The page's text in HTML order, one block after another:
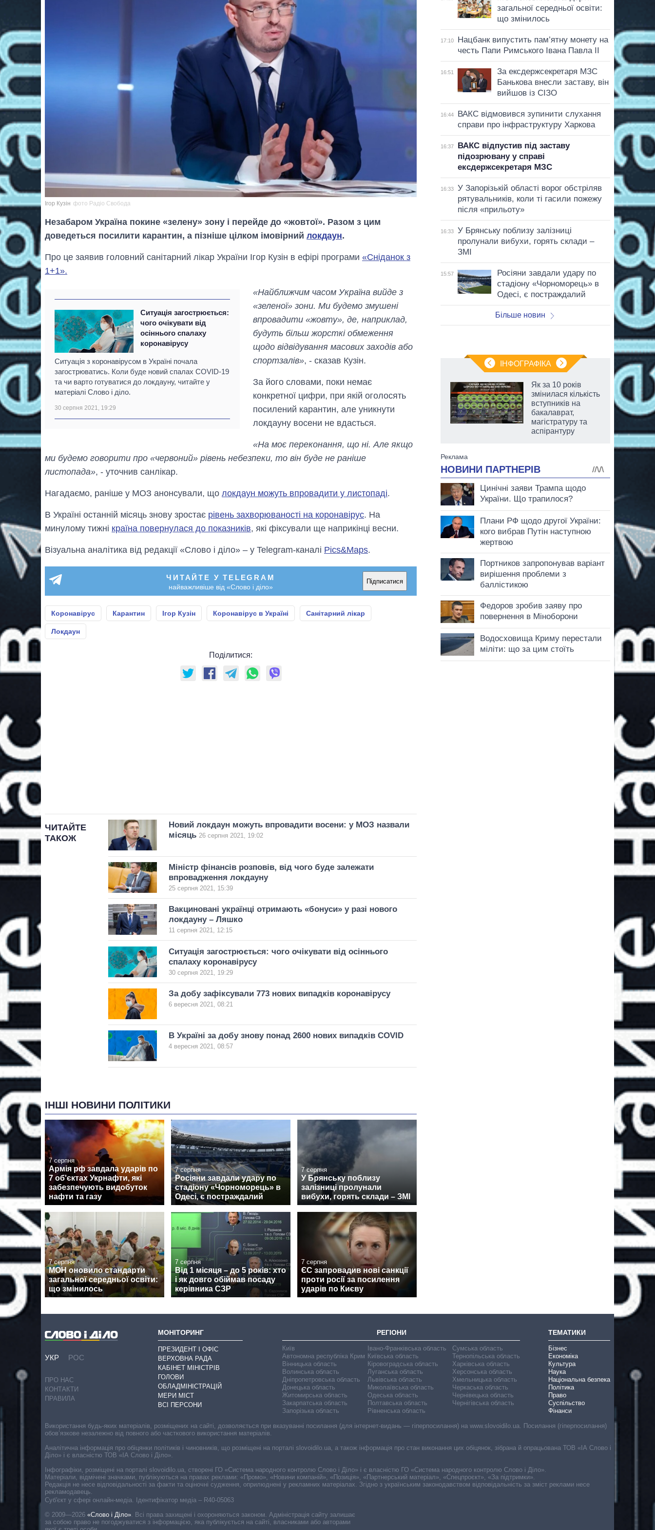
Ігор Кузін фото Радіо Свобода
Незабаром Україна покине «зелену» зону і перейде до «жовтої». Разом з цим
доведеться посилити карантин, а пізніше цілком імовірний локдаун.
Про це заявив головний санітарний лікар України Ігор Кузін в ефірі програми «Сніданок з
1+1».
Ситуація загострюється:
чого очікувати від
осіннього спалаху
коронавірусу
Ситуація з коронавірусом в Україні почала
загострюватись. Коли буде новий спалах COVID-19
та чи варто готуватися до локдауну, читайте у
матеріалі Слово і діло.
30 серпня 2021, 19:29
«Найближчим часом Україна вийде з
«зеленої» зони. Ми будемо змушені
впровадити «жовту», де, наприклад,
будуть більш жорсткі обмеження
щодо відвідування масових заходів або
спортзалів», - сказав Кузін.
За його словами, поки немає
конкретної цифри, при якій оголосять
посилений карантин, але уникнути
локдауну восени не вдасться.
«На моє переконання, що ні. Але якщо
ми будемо говорити про «червоний» рівень небезпеки, то він буде не раніше
листопада», - уточнив санлікар.
Нагадаємо, раніше у МОЗ анонсували, що локдаун можуть впровадити у листопаді.
В Україні останній місяць знову зростає рівень захворюваності на коронавірус. На
минулому тижні країна повернулася до показників, які фіксували ще наприкінці весни.
Візуальна аналітика від редакції «Слово і діло» – у Telegram-каналі Pics&Maps.
ЧИТАЙТЕ У TELEGRAM
найважливіше від «Слово і діло»
Підписатися
Коронавірус Карантин Ігор Кузін Коронавірус в Україні Санітарний лікар
Локдаун
Поділитися:
ЧИТАЙТЕ
ТАКОЖ
Новий локдаун можуть впровадити восени: у МОЗ назвали
місяць 26 серпня 2021, 19:02
Міністр фінансів розповів, від чого буде залежати
впровадження локдауну
25 серпня 2021, 15:39
Вакциновані українці отримають «бонуси» у разі нового
локдауну – Ляшко
11 серпня 2021, 12:15
Ситуація загострюється: чого очікувати від осіннього
спалаху коронавірусу
30 серпня 2021, 19:29
За добу зафіксували 773 нових випадків коронавірусу
6 вересня 2021, 08:21
В Україні за добу знову понад 2600 нових випадків COVID
4 вересня 2021, 08:57
ІНШІ НОВИНИ ПОЛІТИКИ
7 серпня
Армія рф завдала ударів по
7 об'єктах Укрнафти, які
забезпечують видобуток
нафти та газу
7 серпня
Росіяни завдали удару по
стадіону «Чорноморець» в
Одесі, є постраждалий
7 серпня
У Брянську поблизу
залізниці пролунали
вибухи, горять склади – ЗМІ
7 серпня
МОН оновило стандарти
загальної середньої освіти:
що змінилось
7 серпня
Від 1 місяця – до 5 років: хто
і як довго обіймав посаду
керівника СЗР
7 серпня
ЄС запровадив нові санкції
проти росії за посилення
ударів по Києву
загальної середньої освіти:
що змінилось
17:10
Нацбанк випустить пам’ятну монету на
честь Папи Римського Івана Павла II
16:51
За ексдержсекретаря МЗС
Банькова внесли заставу, він
вийшов із СІЗО
16:44
ВАКС відмовився зупинити слухання
справи про інфраструктуру Харкова
16:37
ВАКС відпустив під заставу
підозрювану у справі
ексдержсекретаря МЗС
16:33
У Запорізькій області ворог обстріляв
рятувальників, коли ті гасили пожежу
після «прильоту»
16:33
У Брянську поблизу залізниці
пролунали вибухи, горять склади –
ЗМІ
15:57
Росіяни завдали удару по
стадіону «Чорноморець» в
Одесі, є постраждалий
Більше новин
ІНФОГРАФІКА
Як змінився
бюджет
оборони за 13
років війни з
Як за 10 років
змінилася кількість
вступників на
бакалаврат,
магістратуру та
аспірантуру
УКР РОС
ПРО НАС
КОНТАКТИ
ПРАВИЛА
МОНІТОРИНГ
ПРЕЗИДЕНТ І ОФІС
ВЕРХОВНА РАДА
КАБІНЕТ МІНІСТРІВ
ГОЛОВИ
ОБЛАДМІНІСТРАЦІЙ
МЕРИ МІСТ
ВСІ ПЕРСОНИ
РЕГІОНИ
Київ
Автономна республіка Крим
Вінницька область
Волинська область
Дніпропетровська область
Донецька область
Житомирська область
Закарпатська область
Запорізька область
Івано-Франківська область
Київська область
Кіровоградська область
Луганська область
Львівська область
Миколаївська область
Одеська область
Полтавська область
Рівненська область
Сумська область
Тернопільська область
Харківська область
Херсонська область
Хмельницька область
Черкаська область
Чернівецька область
Чернігівська область
ТЕМАТИКИ
Бізнес
Економіка
Культура
Наука
Національна безпека
Політика
Право
Суспільство
Фінанси
Cуб'єкт у сфері онлайн-медіа. Ідентифікатор медіа – R40-05063
© 2009—2026 «Слово і Діло»
Всі права захищені і охороняються законом. Адміністрація сайту залишає
за собою право не погоджуватися з інформацією, яка публікується на сайті, власниками або авторами
Використання будь-яких матеріалів, розміщених на сайті, дозволяється при вказуванні посилання (для інтернет-видань — гіперпосилання) на www.slovoidilo.ua. Посилання (гіперпосилання)
обов’язкове незалежно від повного або часткового використання матеріалів.
Аналітична інформація про обіцянки політиків і чиновників, що розміщені на порталі slovoidilo.ua, а також інформація про стан виконання цих обіцянок, зібрана й опрацьована ТОВ «ІА Слово і
Діло» і є власністю ТОВ «ІА Слово і Діло».
Інфографіки, розміщені на порталі slovoidilo.ua, створені ГО «Система народного контролю Слово і Діло» і є власністю ГО «Система народного контролю Слово і Діло».
Матеріали, відмічені значками, публікуються на правах реклами: «Промо», «Новини компаній», «Позиція», «Партнерський матеріал», «Спецпроєкт», «За підтримки».
Редакція не несе відповідальності за факти та оціночні судження, оприлюднені у рекламних матеріалах. Згідно з українським законодавством відповідальність за зміст реклами несе
рекламодавець.